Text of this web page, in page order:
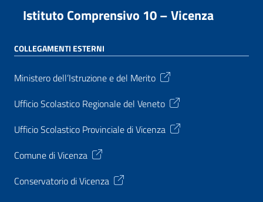
Istituto Comprensivo 10 – Vicenza
COLLEGAMENTI ESTERNI
Ministero dell’Istruzione e del Merito
Ufficio Scolastico Regionale del Veneto
Ufficio Scolastico Provinciale di Vicenza
Comune di Vicenza
Conservatorio di Vicenza